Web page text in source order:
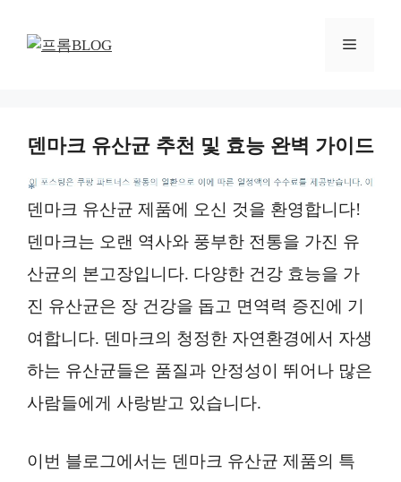
메
덴마크 유산균 추천 및 효능 완벽 가이드
*
덴마크 유산균 제품에 오신 것을 환영합니다!
덴마크는 오랜 역사와 풍부한 전통을 가진 유
산균의 본고장입니다. 다양한 건강 효능을 가
진 유산균은 장 건강을 돕고 면역력 증진에 기
여합니다. 덴마크의 청정한 자연환경에서 자생
하는 유산균들은 품질과 안정성이 뛰어나 많은
사람들에게 사랑받고 있습니다.
이번 블로그에서는 덴마크 유산균 제품의 특